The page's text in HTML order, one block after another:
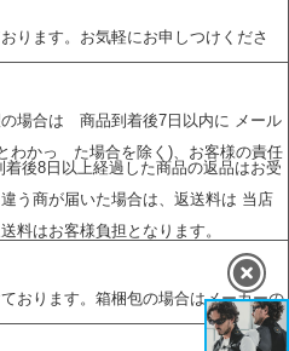
ります。お気軽にお申しつけくださ
場合は 商品到着後7日以内に メール
わかっ た場合を除く)、お客様の責任
後8日以上経過した商品の返品はお受
う商が届いた場合は、返送料は 当店
料はお客様負担となります。
おります。箱梱包の場合はメーカーの